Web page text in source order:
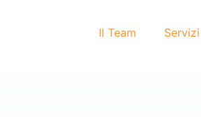
Il Team Servizi